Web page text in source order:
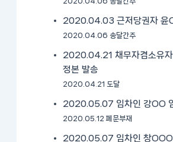
2020.04.03 근저당권자 윤
2020.04.06 송달간주
2020.04.21 채무자겸소유
정본 발송
2020.04.21 도달
2020.05.07 임차인 강OO
2020.05.12 폐문부재
2020.05.07 임차인 창